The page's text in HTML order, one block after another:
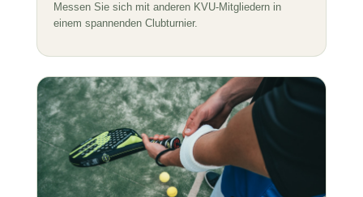
Messen Sie sich mit anderen KVU-Mitgliedern in
einem spannenden Clubturnier.